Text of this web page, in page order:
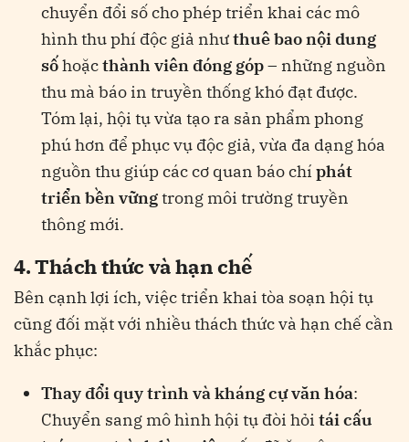
chuyển đổi số cho phép triển khai các mô
hình thu phí độc giả nhưthuê bao nội dung
sốhoặcthành viên đóng góp– những nguồn
thu mà báo in truyền thống khó đạt được​.
Tóm lại, hội tụ vừa tạo ra sản phẩm phong
phú hơn để phục vụ độc giả, vừa đa dạng hóa
nguồn thu giúp các cơ quan báo chí phát
triển bền vữngtrong môi trường truyền
thông mới.
4. Thách thức và hạn chế
Bên cạnh lợi ích, việc triển khai tòa soạn hội tụ
cũng đối mặt với nhiều thách thức và hạn chế cần
khắc phục:
Thay đổi quy trình và kháng cự văn hóa:
Chuyển sang mô hình hội tụ đòi hỏi tái cấu